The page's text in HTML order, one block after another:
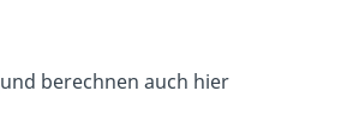
und berechnen auch hier